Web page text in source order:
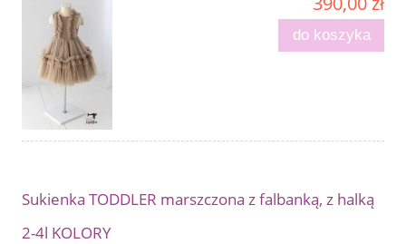
do koszyka
Sukienka TODDLER marszczona z falbanką, z halką
2-4l KOLORY